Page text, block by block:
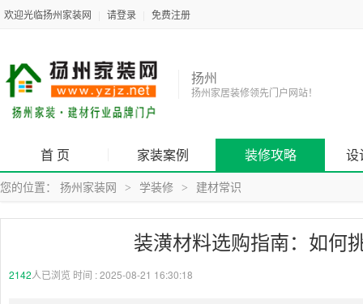
欢迎光临扬州家装网 请登录 免费注册
扬州
扬州家居装修领先门户网站！
首 页 家装案例 装修攻略 设
您的位置： 扬州家装网 > 学装修 > 建材常识
装潢材料选购指南：如何
2142人已浏览 时间 :2025-08-21 16:30:18